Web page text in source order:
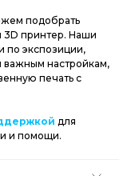
подобрать
3D принтер. Наши
по экспозиции,
важным настройкам,
печать с
для
и помощи.